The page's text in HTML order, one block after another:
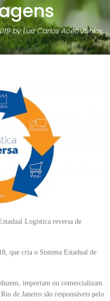
byLuiz Carlos Aceti Júnior
Logística reversa de
que cria o Sistema Estadual de
importam ou comercializam
de Janeiro são responsáveis pelo